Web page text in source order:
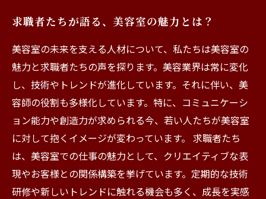
求職者たちが語る、美容室の魅力とは？
美容室の未来を支える人材について、私たちは美容室の
魅力と求職者たちの声を探ります。美容業界は常に変化
し、技術やトレンドが進化しています。それに伴い、美
容師の役割も多様化しています。特に、コミュニケーシ
ョン能力や創造力が求められる今、若い人たちが美容室
に対して抱くイメージが変わっています。 求職者たち
は、美容室での仕事の魅力として、クリエイティブな表
現やお客様との関係構築を挙げています。定期的な技術
研修や新しいトレンドに触れる機会も多く、成長を実感